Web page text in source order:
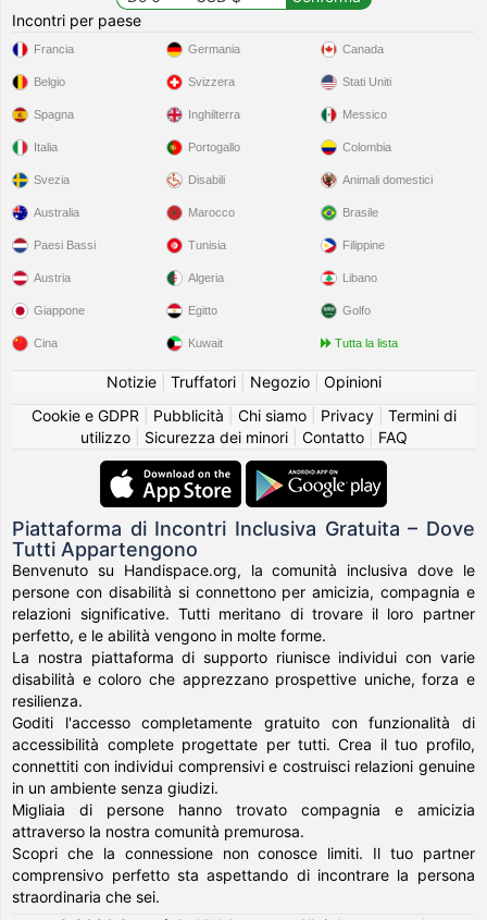
Incontri per paese
Francia
Belgio
Spagna
Italia
Svezia
Germania
Svizzera
Inghilterra
Portogallo
Disabili
Canada
Stati Uniti
Messico
Colombia
Animali domestici
Australia
Paesi Bassi
Austria
Giappone
Cina
Marocco
Tunisia
Algeria
Egitto
Kuwait
Brasile
Filippine
Libano
Golfo
Tutta la lista
Notizie| Truffatori| Negozio| Opinioni
Cookie e GDPR
Pubblicità Chi siamo| Privacy| Termini di
utilizzo| Sicurezza dei minori| Contatto| FAQ
Piattaforma di Incontri Inclusiva Gratuita – Dove
Tutti Appartengono
Benvenuto su Handispace.org, la comunità inclusiva dove le
persone con disabilità si connettono per amicizia, compagnia e
relazioni significative. Tutti meritano di trovare il loro partner
perfetto, e le abilità vengono in molte forme.
La nostra piattaforma di supporto riunisce individui con varie
disabilità e coloro che apprezzano prospettive uniche, forza e
resilienza.
Goditi l'accesso completamente gratuito con funzionalità di
accessibilità complete progettate per tutti. Crea il tuo profilo,
connettiti con individui comprensivi e costruisci relazioni genuine
in un ambiente senza giudizi.
Migliaia di persone hanno trovato compagnia e amicizia
attraverso la nostra comunità premurosa.
Scopri che la connessione non conosce limiti. Il tuo partner
comprensivo perfetto sta aspettando di incontrare la persona
straordinaria che sei.